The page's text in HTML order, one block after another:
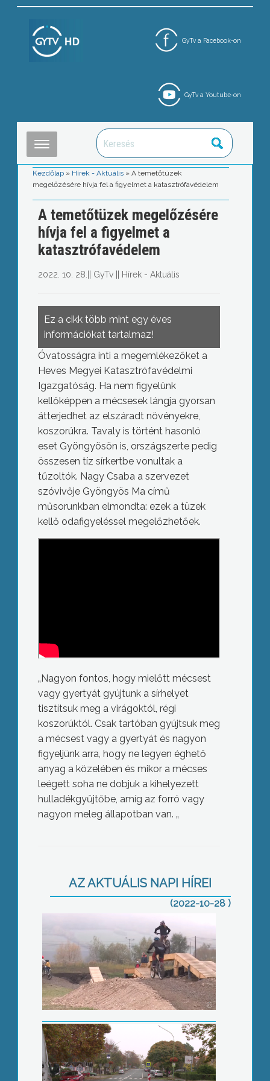
GyTv a Facebook-on
GyTv a Youtube-on
Kezdőlap » Hírek - Aktuális »A temetőtüzek
megelőzésére hívja fel a figyelmet a katasztrófavédelem
A temetőtüzek megelőzésére
hívja fel a figyelmet a
katasztrófavédelem
2022. 10. 28. GyTv|| Hírek - Aktuális
Ez a cikk több mint egy éves
információkat tartalmaz!
Óvatosságra inti a megemlékezőket a
Heves Megyei Katasztrófavédelmi
Igazgatóság. Ha nem figyelünk
kellőképpen a mécsesek lángja gyorsan
átterjedhet az elszáradt növényekre,
koszorúkra. Tavaly is történt hasonló
eset Gyöngyösön is, országszerte pedig
összesen tíz sírkertbe vonultak a
tűzoltók. Nagy Csaba a szervezet
szóvivője Gyöngyös Ma című
műsorunkban elmondta: ezek a tüzek
kellő odafigyeléssel megelőzhetőek.
„Nagyon fontos, hogy mielőtt mécsest
vagy gyertyát gyújtunk a sírhelyet
tisztítsuk meg a virágoktól, régi
koszorúktól. Csak tartóban gyújtsuk meg
a mécsest vagy a gyertyát és nagyon
figyeljünk arra, hogy ne legyen éghető
anyag a közelében és mikor a mécses
leégett soha ne dobjuk a kihelyezett
hulladékgyűjtőbe, amíg az forró vagy
nagyon meleg állapotban van. „
AZ AKTUÁLIS NAPI HÍREI
(2022-10-28 )
Megváltozott a forgalmi rend a
gimnázium környékén
Modern házi segítségnyújtó rendszer
kezdi meg működését decembertől